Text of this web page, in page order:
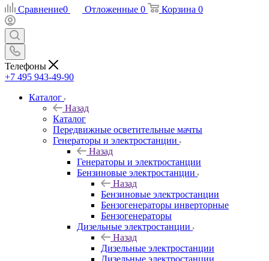
Сравнение0 Отложенные 0 Корзина 0
Телефоны
+7 495 943-49-90
Каталог
Назад
Каталог
Передвижные осветительные мачты
Генераторы и электростанции
Назад
Генераторы и электростанции
Бензиновые электростанции
Назад
Бензиновые электростанции
Бензогенераторы инверторные
Бензогенераторы
Дизельные электростанции
Назад
Дизельные электростанции
Дизельные электростанции